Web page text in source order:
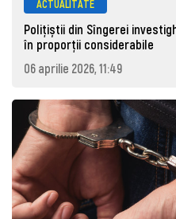
ACTUALITATE
Polițiștii din Sîngerei
în proporții considerabile
06 aprilie 2026, 11:49